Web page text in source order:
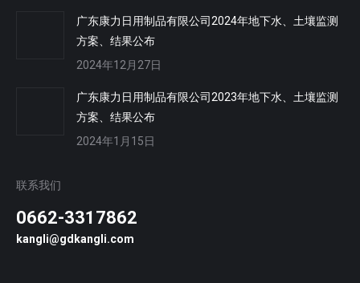
广东康力日用制品有限公司2024年地下水、土壤监测
方案、结果公布
2024年12月27日
广东康力日用制品有限公司2023年地下水、土壤监测
方案、结果公布
2024年1月15日
联系我们
0662-3317862
kangli@gdkangli.com